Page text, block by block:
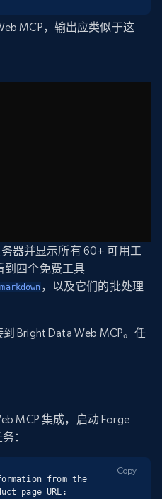
MCP，输出应类似于这
器并显示所有 60+ 可用工
到四个免费工具
，以及它们的批处理
Bright Data Web MCP。任
MCP 集成，启动 Forge
：
from the
page URL:
Copy